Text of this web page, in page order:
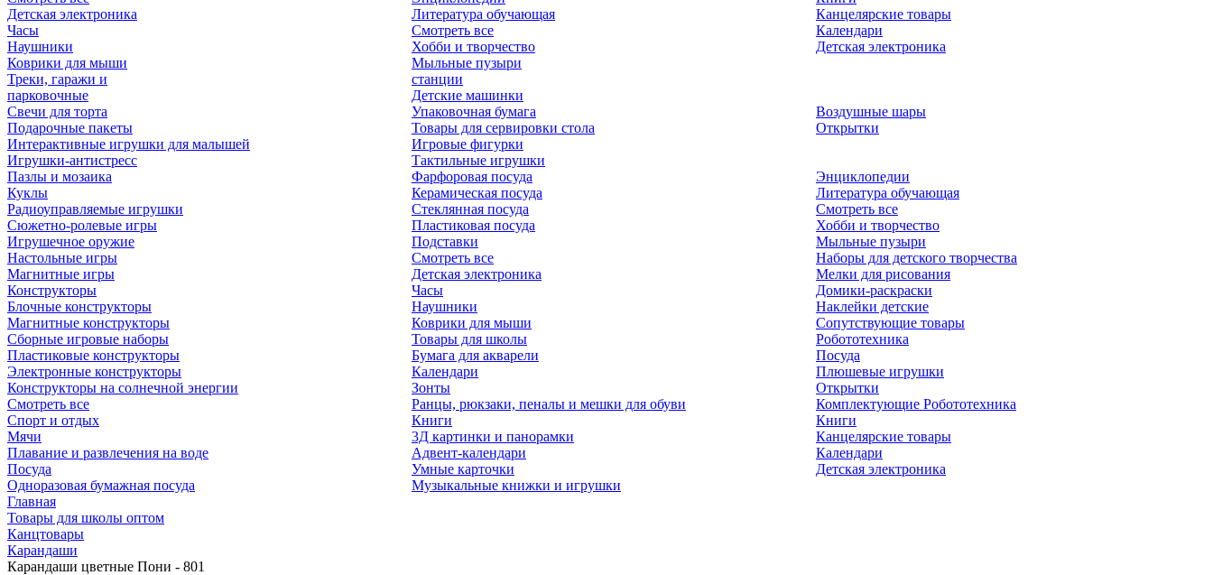
Детская электроника
Часы
Наушники
Коврики для мыши
Литература обучающая
Смотреть все
Хобби и творчество
Мыльные пузыри
Канцелярские товары
Календари
Детская электроника
Треки, гаражи и
парковочные
станции
Детские машинки
Свечи для торта
Подарочные пакеты
Упаковочная бумага
Товары для сервировки стола
Воздушные шары
Открытки
Интерактивные игрушки для малышей
Игрушки-антистресс
Игровые фигурки
Тактильные игрушки
Пазлы и мозаика
Куклы
Радиоуправляемые игрушки
Сюжетно-ролевые игры
Игрушечное оружие
Настольные игры
Магнитные игры
Конструкторы
Блочные конструкторы
Магнитные конструкторы
Сборные игровые наборы
Пластиковые конструкторы
Электронные конструкторы
Конструкторы на солнечной энергии
Смотреть все
Спорт и отдых
Мячи
Плавание и развлечения на воде
Посуда
Одноразовая бумажная посуда
Фарфоровая посуда
Керамическая посуда
Стеклянная посуда
Пластиковая посуда
Подставки
Смотреть все
Детская электроника
Часы
Наушники
Коврики для мыши
Товары для школы
Бумага для акварели
Календари
Зонты
Ранцы, рюкзаки, пеналы и мешки для обуви
Книги
3Д картинки и панорамки
Адвент-календари
Умные карточки
Музыкальные книжки и игрушки
Энциклопедии
Литература обучающая
Смотреть все
Хобби и творчество
Мыльные пузыри
Наборы для детского творчества
Мелки для рисования
Домики-раскраски
Наклейки детские
Сопутствующие товары
Робототехника
Посуда
Плюшевые игрушки
Открытки
Комплектующие Робототехника
Книги
Канцелярские товары
Календари
Детская электроника
Главная
Товары для школы оптом
Канцтовары
Карандаши
Карандаши цветные Пони - 801